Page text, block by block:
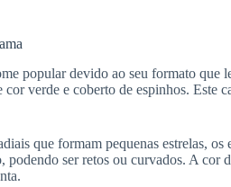
popular devido ao seu formato que
verde e coberto de espinhos. Este
que formam pequenas estrelas,
podendo ser retos ou curvados. A cor